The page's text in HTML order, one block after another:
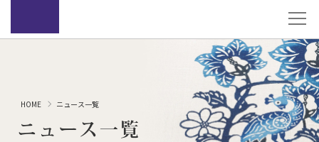
HOME ニュース一覧
ニュース一覧